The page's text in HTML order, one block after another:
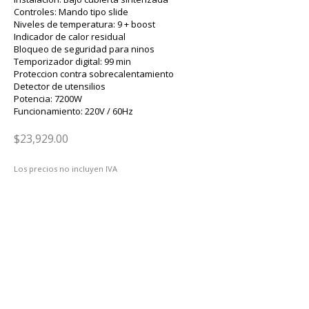
Controles: Mando tipo slide
Niveles de temperatura: 9 + boost
Indicador de calor residual
Bloqueo de seguridad para ninos
Temporizador digital: 99 min
Proteccion contra sobrecalentamiento
Detector de utensilios
Potencia: 7200W
Funcionamiento: 220V / 60Hz
$23,929.00
Los precios no incluyen IVA